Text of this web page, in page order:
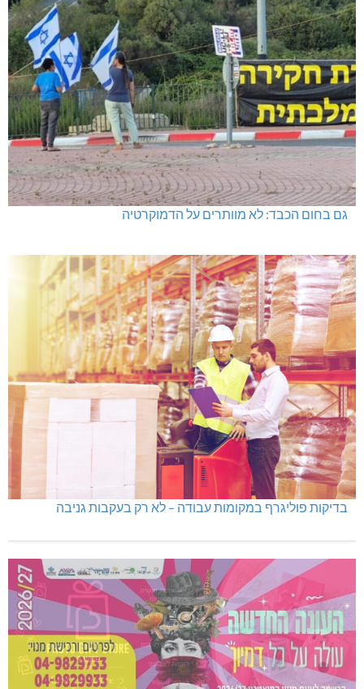
גם בחום הכבד: לא מוותרים על הדמוקרטיה
בדיקות פוליגרף במקומות עבודה – לא רק בעקבות גניבה